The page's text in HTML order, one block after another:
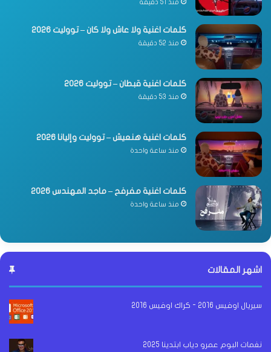
منذ 51 دقيقة
كلمات اغنية ولا عاش ولا كان – تووليت 2026
منذ 52 دقيقة
كلمات اغنية قبطان – تووليت 2026
منذ 53 دقيقة
كلمات اغنية هنعيش – تووليت وإليانا 2026
منذ ساعة واحدة
كلمات اغنية مفرفح – ماجد المهندس 2026
منذ ساعة واحدة
اشهر المقالات
سيريال اوفيس 2016 - كراك اوفيس 2016
نغمات البوم عمرو دياب ابتدينا 2025